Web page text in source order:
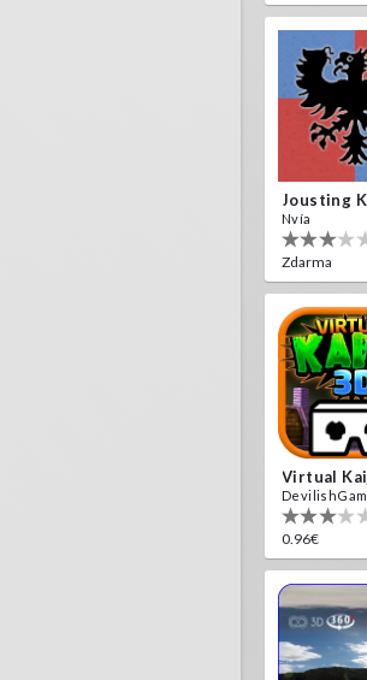
Nvía
Zdarma
Virtual
0.96€